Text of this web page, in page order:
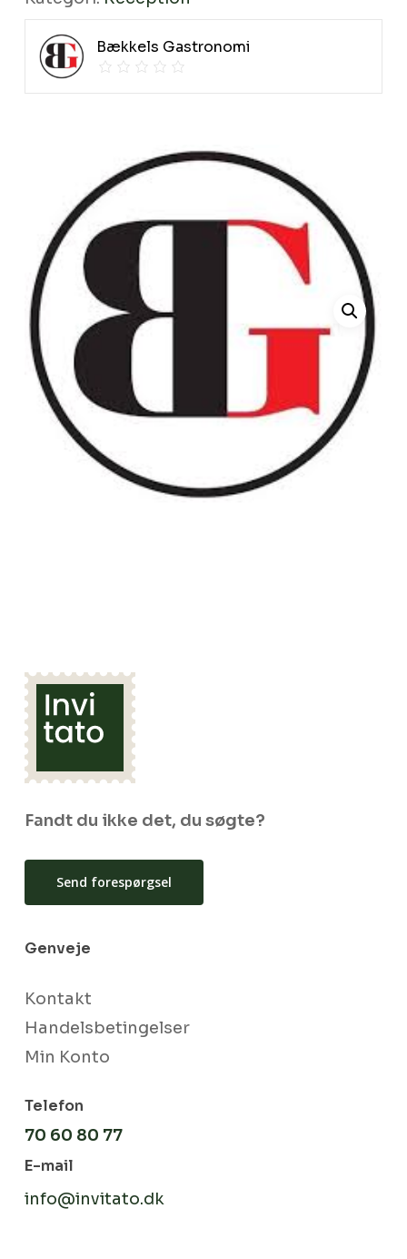
Bækkels Gastronomi
Fandt du ikke det, du søgte?
Send forespørgsel
Genveje
Kontakt
Handelsbetingelser
Min Konto
Telefon
70 60 80 77
E-mail
info@invitato.dk